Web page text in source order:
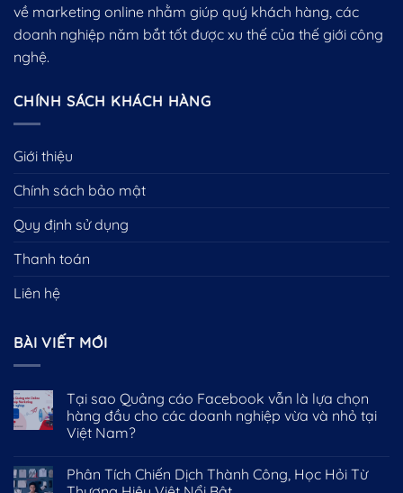
về marketing online nhằm giúp quý khách hàng, các
doanh nghiệp năm bắt tốt được xu thế của thế giới công
nghệ.
CHÍNH SÁCH KHÁCH HÀNG
Giới thiệu
Chính sách bảo mật
Quy định sử dụng
Thanh toán
Liên hệ
BÀI VIẾT MỚI
Tại sao Quảng cáo Facebook vẫn là lựa chọn
hàng đầu cho các doanh nghiệp vừa và nhỏ tại
Việt Nam?
Phân Tích Chiến Dịch Thành Công, Học Hỏi Từ